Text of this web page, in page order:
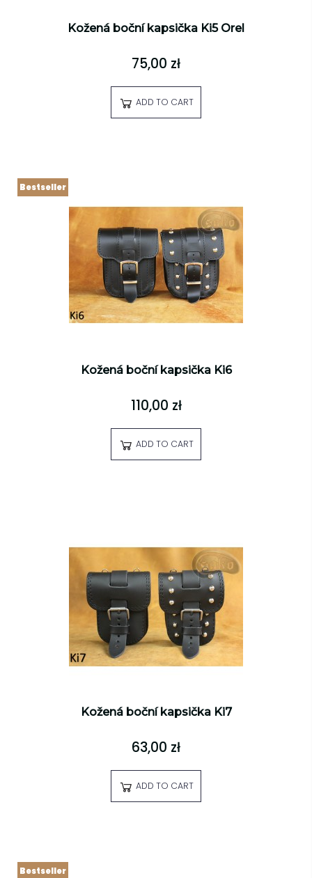
Kožená boční kapsička Ki5 Orel
75,00 zł
ADD TO CART
Kožená boční kapsička Ki6
110,00 zł
ADD TO CART
Bestseller
Kožená boční kapsička Ki7
63,00 zł
ADD TO CART
Bestseller